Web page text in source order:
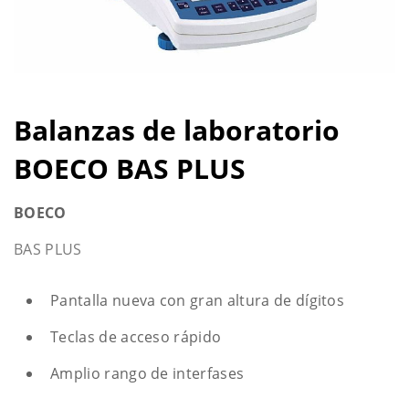
Balanzas de laboratorio
BOECO BAS PLUS
BOECO
BAS PLUS
Pantalla nueva con gran altura de dígitos
Teclas de acceso rápido
Amplio rango de interfases